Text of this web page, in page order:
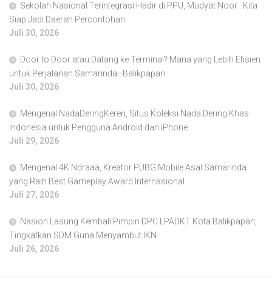
Sekolah Nasional Terintegrasi Hadir di PPU, Mudyat Noor : Kita
Siap Jadi Daerah Percontohan
Juli 30, 2026
Door to Door atau Datang ke Terminal? Mana yang Lebih Efisien
untuk Perjalanan Samarinda–Balikpapan
Juli 30, 2026
Mengenal NadaDeringKeren, Situs Koleksi Nada Dering Khas
Indonesia untuk Pengguna Android dan iPhone
Juli 29, 2026
Mengenal 4K Ndraaa, Kreator PUBG Mobile Asal Samarinda
yang Raih Best Gameplay Award Internasional
Juli 27, 2026
Nasion Lasung Kembali Pimpin DPC LPADKT Kota Balikpapan,
Tingkatkan SDM Guna Menyambut IKN
Juli 26, 2026